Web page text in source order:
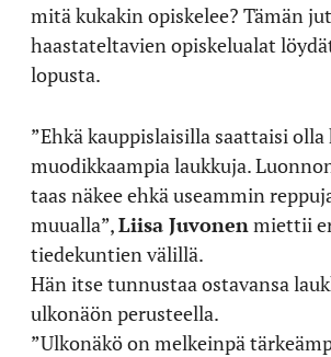
mitä kukakin opiskelee? Tämän
haastateltavien opiskelualat
lopusta.
”Ehkä kauppislaisilla saattaisi
muodikkaampia laukkuja.
taas näkee ehkä useammin
muualla”,Liisa Juvonen miettii
tiedekuntien välillä.
Hän itse tunnustaa ostavansa
ulkonäön perusteella.
”Ulkonäkö on melkeinpä